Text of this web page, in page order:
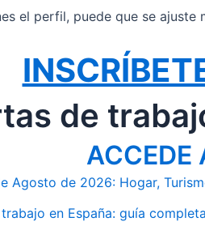
el perfil, puede que se ajuste
de
ACCEDE
Agosto de 2026: Hogar,
en España: guía